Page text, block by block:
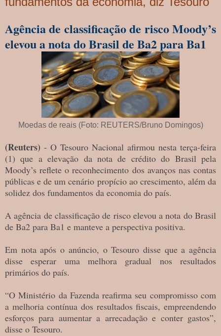
Agência de classificação de risco Moody’s
elevou a nota do Brasil de Ba2 para Ba1
Moedas de reais (Foto: REUTERS/Bruno Domingos)
(Reuters) - O Tesouro Nacional afirmou nesta terça-feira
(1) que a elevação da nota de crédito do Brasil pela
Moody’s reflete o reconhecimento dos avanços nas contas
públicas e de um cenário propício ao crescimento, além da
solidez dos fundamentos da economia do país.
A agência de classificação de risco elevou a nota do Brasil
de Ba2 para Ba1 e manteve a perspectiva positiva.
Em nota após o anúncio, o Tesouro disse que a agência
disse esperar uma melhora gradual nos resultados
primários do país.
“O Ministério da Fazenda reafirma seu compromisso com
a melhoria contínua dos resultados fiscais, empreendendo
esforços para aumentar a arrecadação e conter gastos”,
disse o Tesouro.